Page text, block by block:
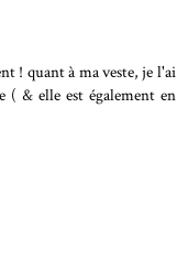
! quant à ma veste, je l'ai
( & elle est également en